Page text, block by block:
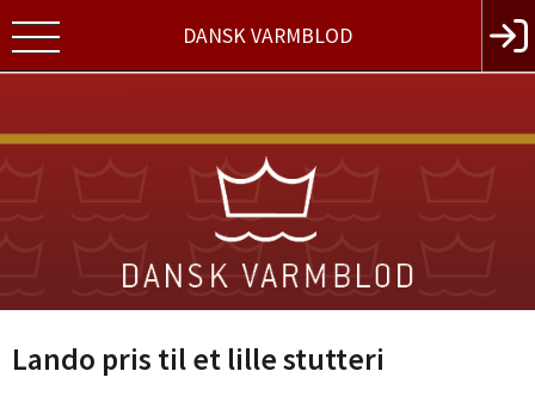
DANSK VARMBLOD
Lando pris til et lille stutteri